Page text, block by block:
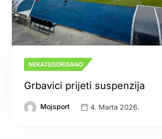
NEKATEGORISANO
Grbavici prijeti suspenzija
Mojsport 4. Marta 2026.